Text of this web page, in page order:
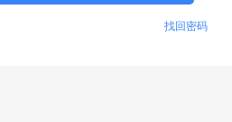
找回密码